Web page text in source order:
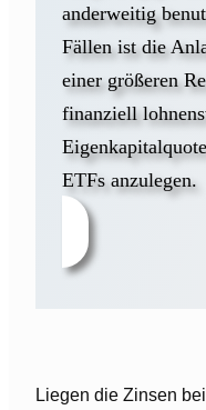
anderweitig
Fällen ist die
einer größeren
finanziell
ETFs anzulegen.
Liegen die Zinsen